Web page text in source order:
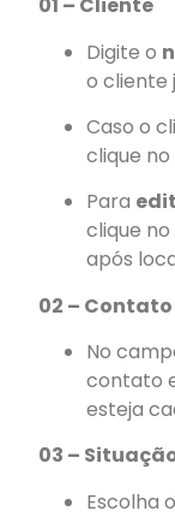
01 – Cliente
Digite o
o cliente
Caso o
clique
Para
clique
após
02 – Contato
No
contato
esteja
03 –
Escolha